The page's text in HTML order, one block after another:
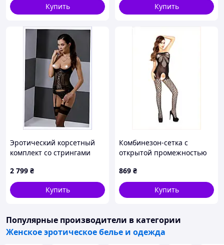
Купить
Купить
Эротический корсетный
комплект со стрингами
T11T03577
2 799 ₴
Купить
Комбинезон-сетка с
открытой промежностью
9K56TX580
869 ₴
Купить
Популярные производители в категории
Женское эротическое белье и одежда